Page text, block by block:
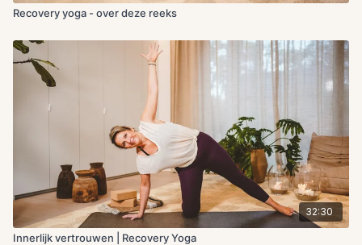
Recovery yoga - over deze reeks
32:30
Innerlijk vertrouwen | Recovery Yoga